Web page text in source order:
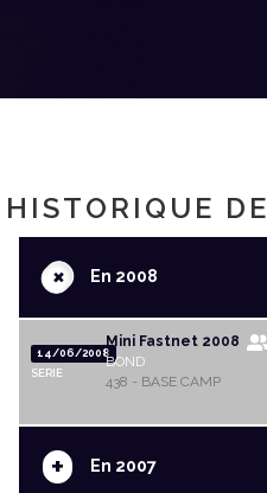
HISTORIQUE
+En 2008
14/06/2008
SERIE
Mini Fastnet 2008
BOND
438 - BASE CAMP
+ En 2007